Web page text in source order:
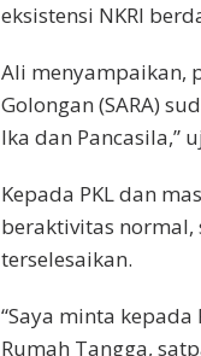
eksistensi NKRI
Ali menyampaikan,
Golongan (SARA)
Ika dan Pancasila,”
Kepada PKL dan
beraktivitas normal,
terselesaikan.
“Saya minta kepada
Rumah Tangga,